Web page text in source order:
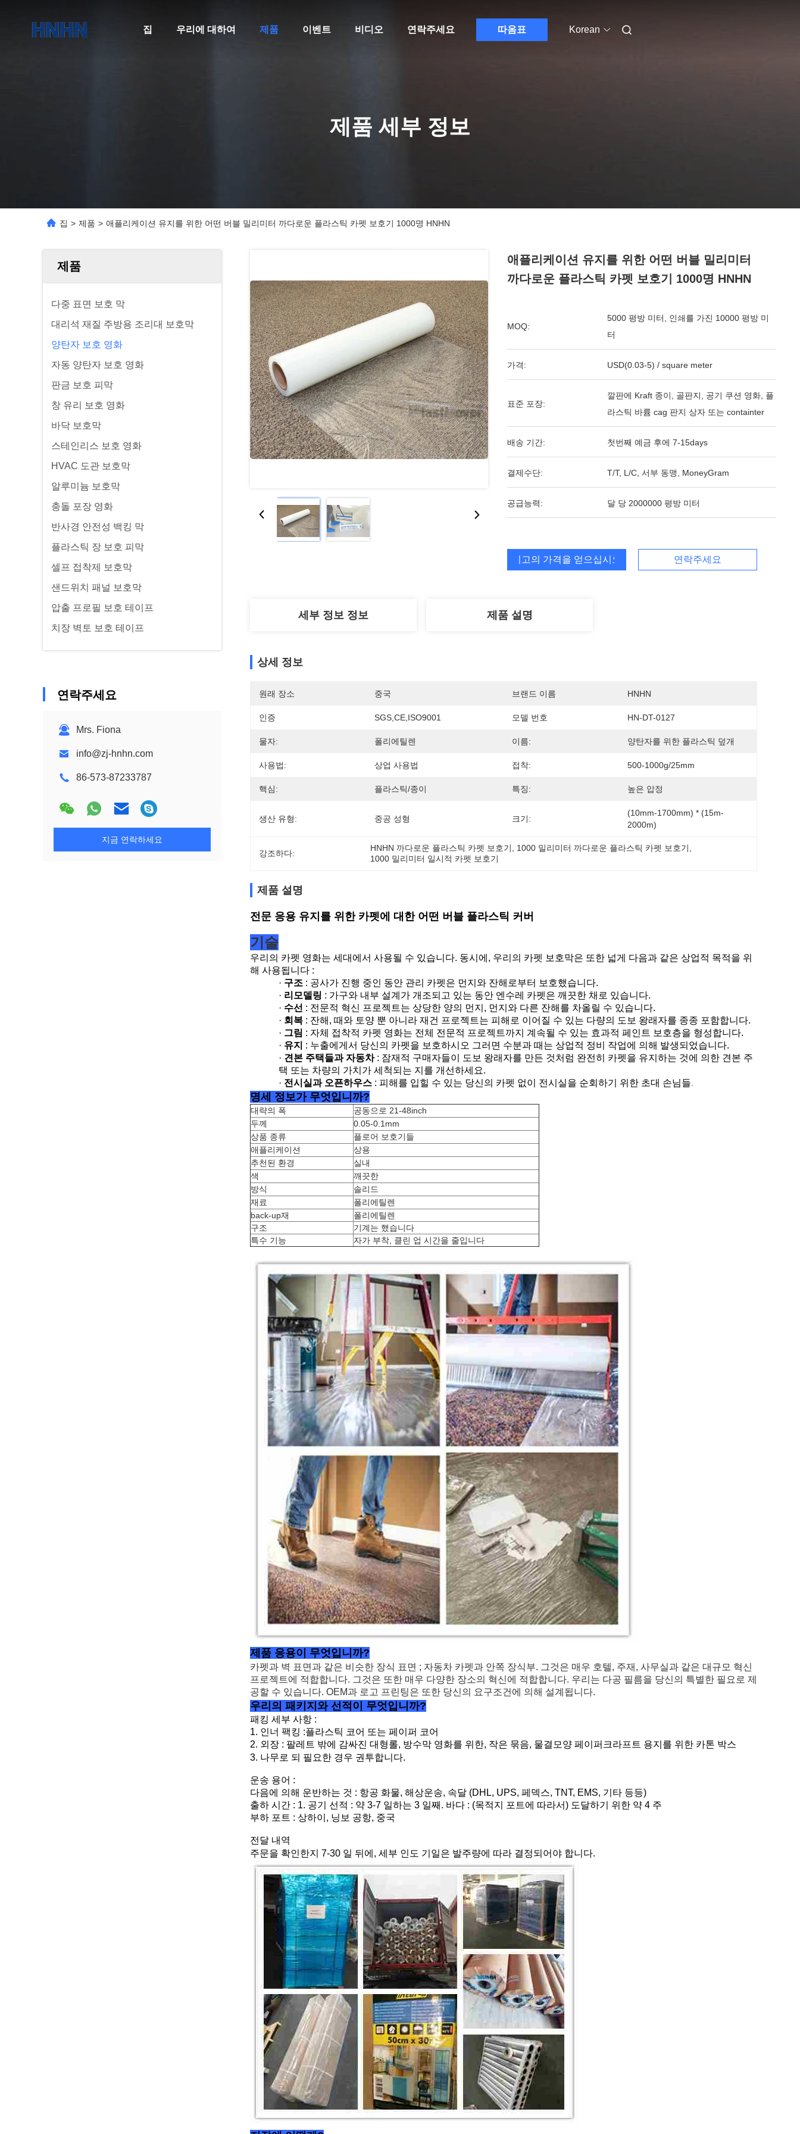
집 우리에 대하여 제품 이벤트 비디오 연락주세요 따옴표 Korean
제품 세부 정보
집 > 제품 > 애플리케이션 유지를 위한 어떤 버블 밀리미터 까다로운 플라스틱 카펫 보호기 1000명 HNHN
제품
다중 표면 보호 막
대리석 재질 주방용 조리대 보호막
양탄자 보호 영화
자동 양탄자 보호 영화
판금 보호 피막
창 유리 보호 영화
바닥 보호막
스테인리스 보호 영화
HVAC 도관 보호막
알루미늄 보호막
충돌 포장 영화
반사경 안전성 백킹 막
플라스틱 장 보호 피막
셀프 접착제 보호막
샌드위치 패널 보호막
압출 프로필 보호 테이프
치장 벽토 보호 테이프
연락주세요
Mrs. Fiona
info@zj-hnhn.com
86-573-87233787
지금 연락하세요
애플리케이션 유지를 위한 어떤 버블 밀리미터
까다로운 플라스틱 카펫 보호기 1000명 HNHN
MOQ:
5000 평방 미터, 인쇄를 가진 10000 평방 미
터
가격: USD(0.03-5) / square meter
표준 포장:
깔판에 Kraft 종이, 골판지, 공기 쿠션 영화, 플
라스틱 바륨 cag 판지 상자 또는 containter
배송 기간: 첫번째 예금 후에 7-15days
결제수단: T/T, L/C, 서부 동맹, MoneyGram
공급능력: 달 당 2000000 평방 미터
최고의 가격을 얻으십시오 연락주세요
세부 정보 정보 제품 설명
상세 정보
원래 장소 중국 브랜드 이름 HNHN
인증 SGS,CE,ISO9001 모델 번호 HN-DT-0127
물자: 폴리에틸렌 이름: 양탄자를 위한 플라스틱 덮개
사용법: 상업 사용법 접착: 500-1000g/25mm
핵심: 플라스틱/종이 특징: 높은 압정
생산 유형: 중공 성형 크기:
(10mm-1700mm) * (15m-
2000m)
강조하다:
HNHN 까다로운 플라스틱 카펫 보호기 1000 밀리미터 까다로운 플라스틱 카펫 보호기
1000 밀리미터 일시적 카펫 보호기
제품 설명
전문 응용 유지를 위한 카펫에 대한 어떤 버블 플라스틱 커버
기술
우리의 카펫 영화는 세대에서 사용될 수 있습니다. 동시에, 우리의 카펫 보호막은 또한 넓게 다음과 같은 상업적 목적을 위
해 사용됩니다 :
· 구조 : 공사가 진행 중인 동안 관리 카펫은 먼지와 잔해로부터 보호했습니다.
· 리모델링 : 가구와 내부 설계가 개조되고 있는 동안 엔수레 카펫은 깨끗한 채로 있습니다.
· 수선 : 전문적 혁신 프로젝트는 상당한 양의 먼지, 먼지와 다른 잔해를 차올릴 수 있습니다.
· 회복 : 잔해, 때와 토양 뿐 아니라 재건 프로젝트는 피해로 이어질 수 있는 다량의 도보 왕래자를 종종 포함합니다.
· 그림 : 자체 접착적 카펫 영화는 전체 전문적 프로젝트까지 계속될 수 있는 효과적 페인트 보호층을 형성합니다.
· 유지 : 누출에게서 당신의 카펫을 보호하시오 그러면 수분과 때는 상업적 정비 작업에 의해 발생되었습니다.
· 견본 주택들과 자동차: 잠재적 구매자들이 도보 왕래자를 만든 것처럼 완전히 카펫을 유지하는 것에 의한 견본 주
택 또는 차량의 가치가 세척되는 지를 개선하세요.
· 전시실과 오픈하우스 : 피해를 입힐 수 있는 당신의 카펫 없이 전시실을 순회하기 위한 초대 손님들
명세 정보가 무엇입니까?
대략의 폭
공동으로 21-48inch
두께
0.05-0.1mm
상품 종류
플로어 보호기들
애플리케이션
상용
추천된 환경
실내
색
깨끗한
방식
솔리드
재료
폴리에틸렌
back-up재
폴리에틸렌
구조
기계는 했습니다
특수 기능
자가 부착, 클린 업 시간을 줄입니다
제품 응용이 무엇입니까?
카펫과 벽 표면과 같은 비슷한 장식 표면 ; 자동차 카펫과 안쪽 장식부. 그것은 매우 호텔, 주재, 사무실과 같은 대규모 혁신
프로젝트에 적합합니다. 그것은 또한 매우 다양한 장소의 혁신에 적합합니다. 우리는 다공 필름을 당신의 특별한 필요로 제
공할 수 있습니다. OEM과 로고 프린팅은 또한 당신의 요구조건에 의해 설계됩니다.
우리의 패키지와 선적이 무엇입니까?
패킹 세부 사항 :
1. 인너 팩킹 :플라스틱 코어 또는 페이퍼 코어
2. 외장 : 팔레트 밖에 감싸진 대형롤, 방수막 영화를 위한, 작은 묶음, 물결모양 페이퍼크라프트 용지 를 위한 카톤 박스
3. 나무로 되 필요한 경우 권투합니다.
운송 용어 :
다음에 의해 운반하는 것 : 항공 화물, 해상운송, 속달 (DHL, UPS, 페덱스, TNT, EMS, 기타 등등)
출하 시간 : 1. 공기 선적 : 약 3-7 일하는 3 일째. 바다 : (목적지 포트에 따라서) 도달하기 위한 약 4 주
부하 포트 : 상하이, 닝보 공항, 중국
전달 내역
주문을 확인한지 7-30 일 뒤에, 세부 인도 기일은 발주량에 따라 결정되어야 합니다.